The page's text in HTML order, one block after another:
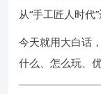
从“手工匠人时代
今天就用大白话
什么、怎么玩、